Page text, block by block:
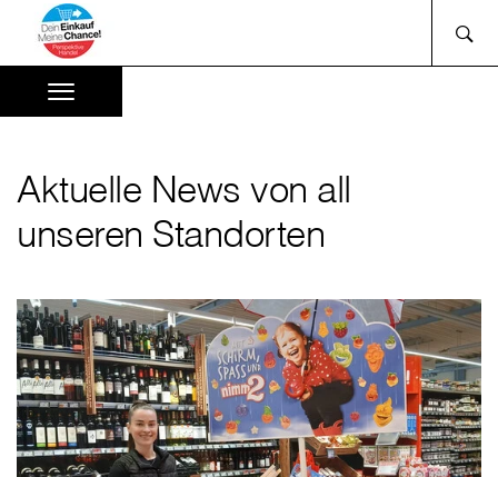
Aktuelle News von all
unseren Standorten